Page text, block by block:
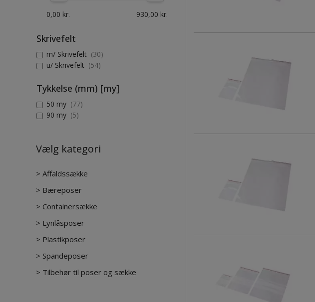
0,00 kr. 930,00 kr.
Skrivefelt
m/ Skrivefelt (30)
u/ Skrivefelt (54)
Tykkelse (mm) [my]
50 my (77)
90 my (5)
Vælg kategori
> Affaldssække
> Bæreposer
> Containersække
> Lynlåsposer
> Plastikposer
> Spandeposer
> Tilbehør til poser og sække